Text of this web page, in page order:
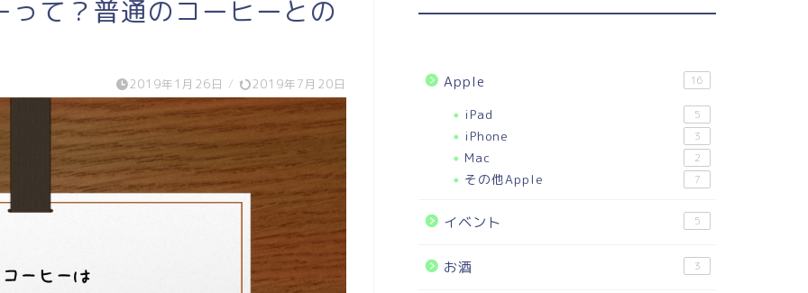
て？普通のコーヒーとの
2019年1月26日 / 2019年7月20日 Apple 16
iPad 5
iPhone 3
Mac 2
その他Apple 7
イベント 5
お酒 3